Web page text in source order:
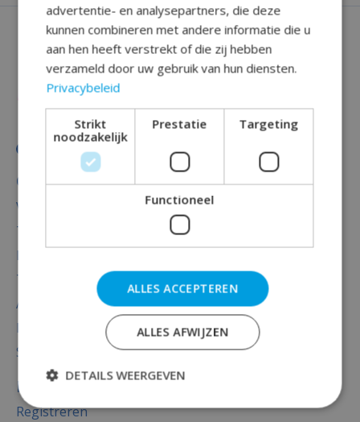
Categorieën
Versiering
Totaal thema feest
Decoratie
Thema's
Accessoires
Baby versiering luxe
Sale
Mijn account
Registreren
advertentie- en analysepartners, die deze
kunnen combineren met andere informatie die u
aan hen heeft verstrekt of die zij hebben
verzameld door uw gebruik van hun diensten.
Privacybeleid
Strikt
noodzakelijk
Prestatie Targeting
Functioneel
ALLES ACCEPTEREN
ALLES AFWIJZEN
DETAILS WEERGEVEN